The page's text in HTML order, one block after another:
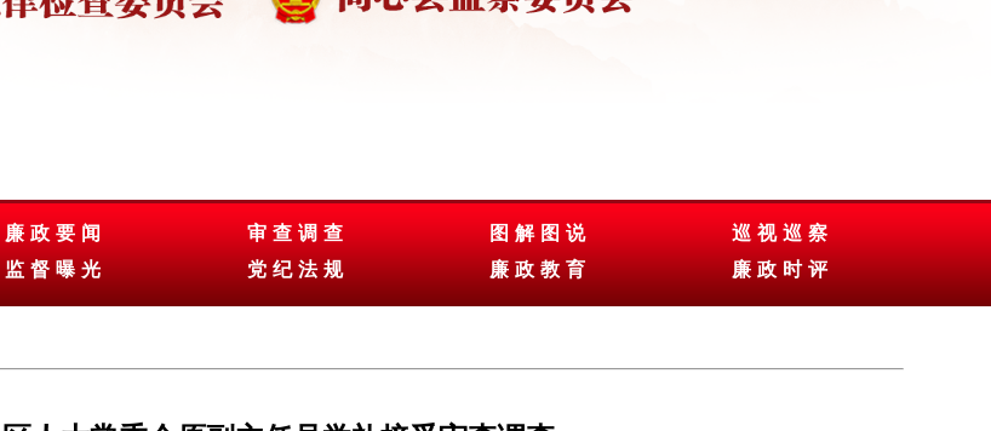
廉政要闻
监督曝光
审查调查
党纪法规
图解图说
廉政教育
巡视巡察
廉政时评